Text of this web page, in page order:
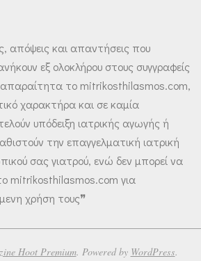
απόψεις και απαντήσεις που
εξ ολοκλήρου στους συγγραφείς
απαραίτητα το mitrikosthilasmos.com,
χαρακτήρα και σε καμία
υπόδειξη ιατρικής αγωγής ή
την επαγγελματική ιατρική
σας γιατρού, ενώ δεν μπορεί να
mitrikosthilasmos.com για
χρήση τους❞
Hoot Premium. Powered by WordPress.